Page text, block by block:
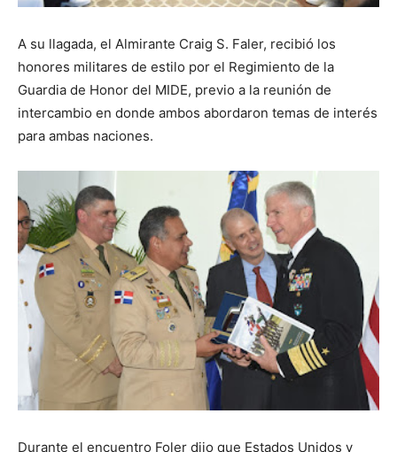
A su llagada, el Almirante Craig S. Faler, recibió los
honores militares de estilo por el Regimiento de la
Guardia de Honor del MIDE, previo a la reunión de
intercambio en donde ambos abordaron temas de interés
para ambas naciones.
Durante el encuentro Foler dijo que Estados Unidos y